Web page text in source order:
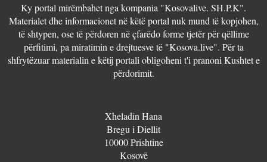
Ky portal mirëmbahet nga kompania "Kosovalive. SH.P.K".
Materialet dhe informacionet në këtë portal nuk mund të kopjohen,
të shtypen, ose të përdoren në çfarëdo forme tjetër për qëllime
përfitimi, pa miratimin e drejtuesve të "Kosova.live". Për ta
shfrytëzuar materialin e këtij portali obligoheni t'i pranoni Kushtet e
përdorimit.
Xheladin Hana
Bregu i Diellit
10000 Prishtine
Kosovë